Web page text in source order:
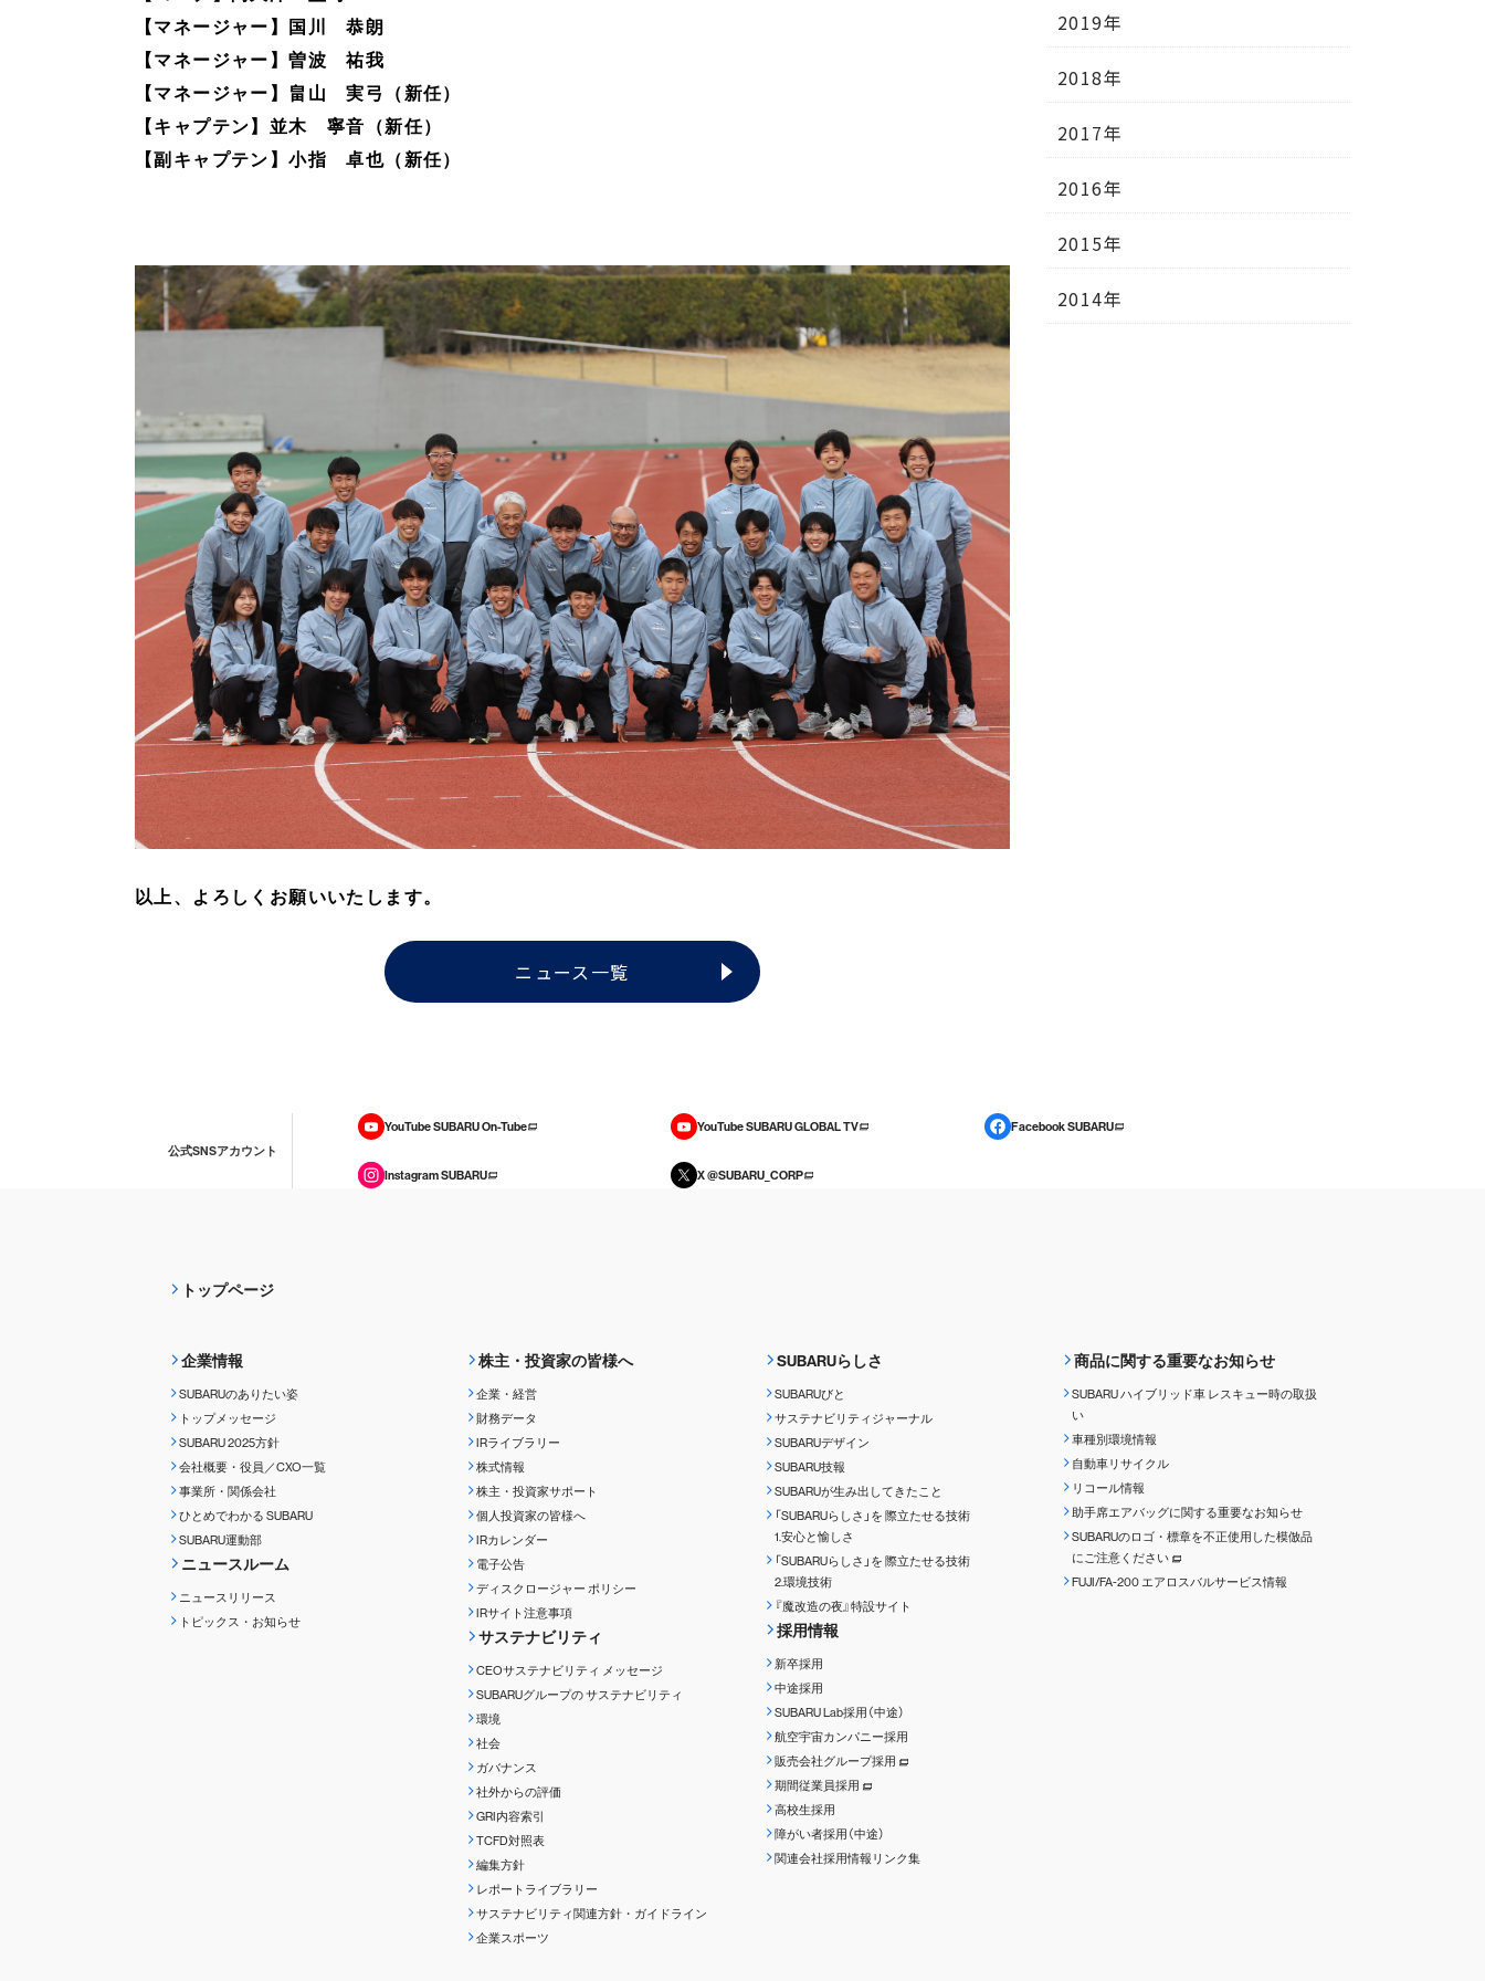
【マネージャー】国川 恭朗
【マネージャー】曽波 祐我
【マネージャー】畠山 実弓（新任）
【キャプテン】並木 寧音（新任）
【副キャプテン】小指 卓也（新任）
以上、よろしくお願いいたします。
ニュース一覧
2019年
2018年
2017年
2016年
2015年
2014年
公式SNSアカウント
YouTube SUBARU On-Tube YouTube SUBARU GLOBAL TV Facebook SUBARU
Instagram SUBARU X @SUBARU_CORP
トップページ
企業情報
SUBARUのありたい姿
トップメッセージ
SUBARU 2025方針
会社概要・役員／CXO一覧
事業所・関係会社
ひとめでわかる SUBARU
SUBARU運動部
ニュースルーム
ニュースリリース
トピックス・お知らせ
株主・投資家の皆様へ
企業・経営
財務データ
IRライブラリー
株式情報
株主・投資家サポート
個人投資家の皆様へ
IRカレンダー
電子公告
ディスクロージャーポリシー
IRサイト注意事項
サステナビリティ
CEOサステナビリティ メッセージ
SUBARUグループのサステナビリティ
環境
社会
ガバナンス
社外からの評価
GRI内容索引
TCFD対照表
編集方針
レポートライブラリー
サステナビリティ関連方針・ガイドライン
企業スポーツ
SUBARUらしさ
SUBARUびと
サステナビリティジャーナル
SUBARUデザイン
SUBARU技報
SUBARUが生み出してきたこと
「SUBARUらしさ」を 際立たせる技術
1.安心と愉しさ
「SUBARUらしさ」を 際立たせる技術
2.環境技術
『魔改造の夜』特設サイト
採用情報
新卒採用
中途採用
SUBARU Lab採用（中途）
航空宇宙カンパニー採用
販売会社グループ採用
期間従業員採用
高校生採用
障がい者採用（中途）
関連会社採用情報リンク集
商品に関する重要なお知らせ
SUBARU ハイブリッド車 レスキュー時の取扱
い
車種別環境情報
自動車リサイクル
リコール情報
助手席エアバッグに関する重要なお知らせ
SUBARUのロゴ・標章を不正使用した模倣品
にご注意ください
FUJI/FA-200 エアロスバルサービス情報